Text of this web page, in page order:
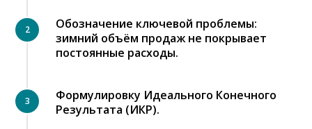
Обозначение ключевой проблемы:
зимний объём продаж не покрывает
постоянные расходы.
Формулировку Идеального Конечного
Результата (ИКР).